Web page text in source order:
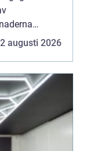
historisk
augusti 2026